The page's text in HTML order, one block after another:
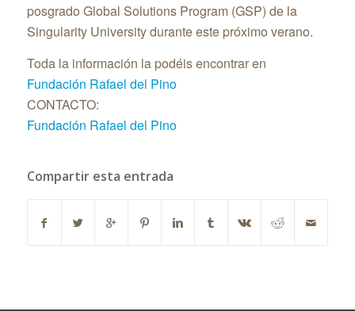
posgrado Global Solutions Program (GSP) de la
Singularity University durante este próximo verano.
Toda la información la podéis encontrar en
Fundación Rafael del Pino
CONTACTO:
Fundación Rafael del Pino
Compartir esta entrada